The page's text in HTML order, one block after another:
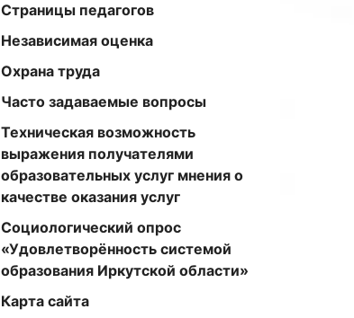
Страницы педагогов
Независимая оценка
Охрана труда
Часто задаваемые вопросы
Техническая возможность
выражения получателями
образовательных услуг мнения о
качестве оказания услуг
Социологический опрос
«Удовлетворённость системой
образования Иркутской области»
Карта сайта